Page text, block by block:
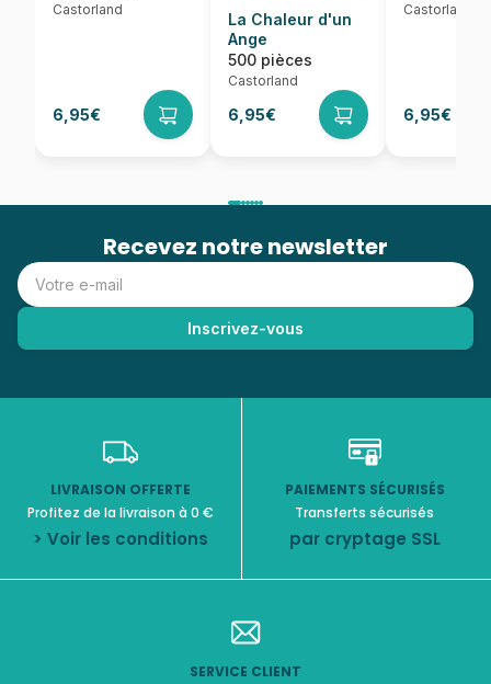
Castorland
6,95€
La Chaleur d'un
Ange
500 pièces
Castorland
6,95€
Castorland
6,95€
Recevez notre newsletter
LIVRAISON OFFERTE
Profitez de la livraison à 0 €
> Voir les conditions
PAIEMENTS SÉCURISÉS
Transferts sécurisés
par cryptage SSL
SERVICE CLIENT